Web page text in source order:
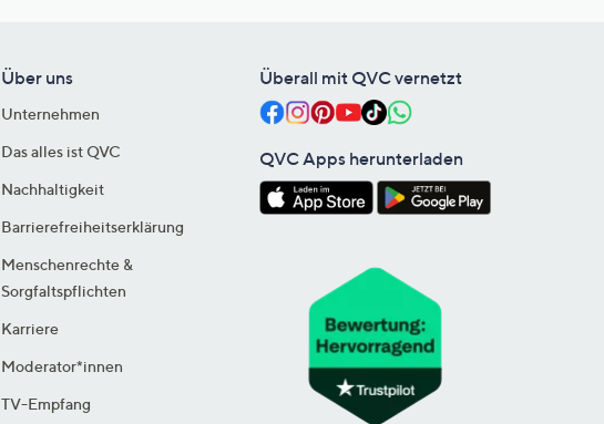
Über uns
Unternehmen
Das alles ist QVC
Nachhaltigkeit
Barrierefreiheitserklärung
Menschenrechte &
Sorgfaltspflichten
Karriere
Moderator*innen
TV-Empfang
Überall mit QVC vernetzt
QVC Apps herunterladen